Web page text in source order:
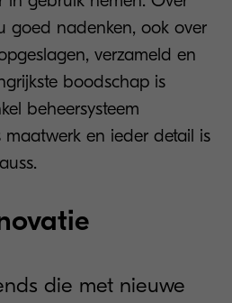
goed nadenken, ook over
verzameld en
boodschap is
beheersysteem
maatwerk en ieder detail is
die met nieuwe